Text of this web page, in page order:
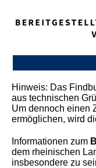
Hinweis: Das
aus technischen
Um dennoch einen
ermöglichen, wird
Informationen zum
dem rheinischen
insbesondere zu